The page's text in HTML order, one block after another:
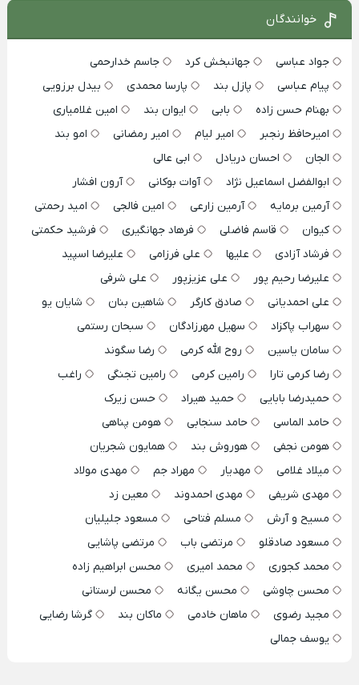
خوانندگان
جواد عباسی جهانبخش کرد
جاسم خدارحمی
پیام عباسی
پازل بند پارسا محمدی
بیدل برزویی
بهنام حسن زاده
بابی ایوان بند
امین غلامیاری
امیرحافظ رنجبر
امیر لیام امیر رمضانی
امو بند
الجان
احسان دریادل
ابی عالی
ابوالفضل اسماعیل نژاد
آوات بوکانی
آرون افشار
آرمین برمایه
آرمین زارعی امین فالجی
امید رحمتی
کیوان
قاسم فاضلی فرهاد جهانگیری
فرشید حکمتی
فرشاد آزادی
علیها علی فرزامی
علیرضا اسپید
علیرضا رحیم پور
علی عزیزپور
علی شرفی
علی احمدیانی
صادق کارگر شاهین بنان
شایان یو
سهراب پاکزاد
سهیل مهرزادگان
سبحان رستمی
سامان یاسین
روح الله کرمی
رضا سگوند
رضا کرمی تارا
رامین کرمی رامین تجنگی
راغب
حمیدرضا بابایی
حمید هیراد
حسن زیرک
حامد الماسی
حامد سنجابی
هومن پناهی
هومن نجفی
هوروش بند
همایون شجریان
میلاد غلامی
مهدیار مهراد جم
مهدی مولاد
مهدی شریفی
مهدی احمدوند
معین زد
مسیح و آرش
مسلم فتاحی
مسعود جلیلیان
مسعود صادقلو
مرتضی باب
مرتضی پاشایی
محمد کجوری
محمد امیری
محسن ابراهیم زاده
محسن چاوشی
محسن یگانه
محسن لرستانی
مجید رضوی
ماهان خادمی ماکان بند
گرشا رضایی
یوسف جمالی